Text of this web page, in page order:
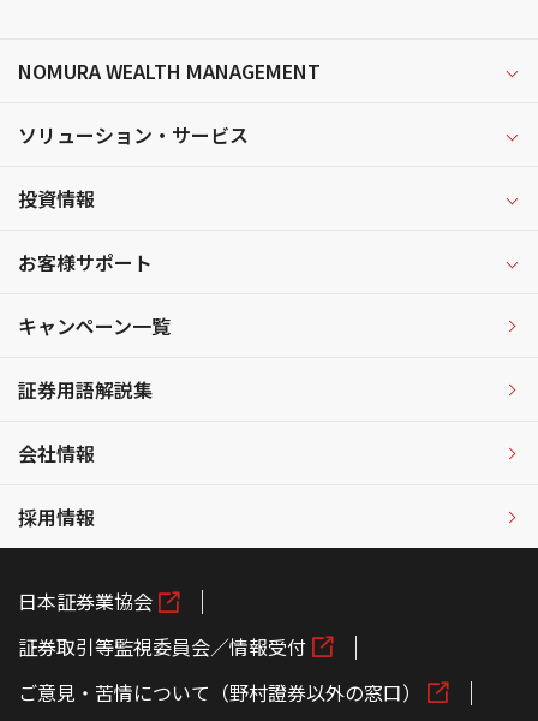
NOMURA WEALTH MANAGEMENT
ソリューション・サービス
投資情報
お客様サポート
キャンペーン一覧
証券用語解説集
会社情報
採用情報
日本証券業協会
証券取引等監視委員会／情報受付
ご意見・苦情について（野村證券以外の窓口）